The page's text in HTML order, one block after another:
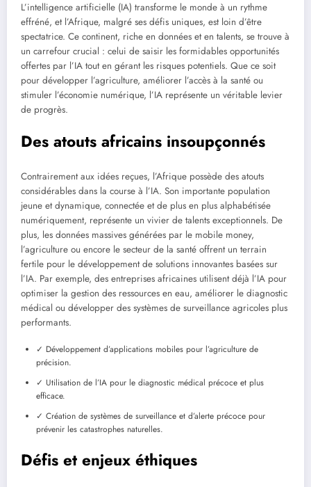
L’intelligence artificielle (IA) transforme le monde à un rythme
effréné, et l’Afrique, malgré ses défis uniques, est loin d’être
spectatrice. Ce continent, riche en données et en talents, se trouve à
un carrefour crucial : celui de saisir les formidables opportunités
offertes par l’IA tout en gérant les risques potentiels. Que ce soit
pour développer l’agriculture, améliorer l’accès à la santé ou
stimuler l’économie numérique, l’IA représente un véritable levier
de progrès.
Des atouts africains insoupçonnés
Contrairement aux idées reçues, l’Afrique possède des atouts
considérables dans la course à l’IA. Son importante population
jeune et dynamique, connectée et de plus en plus alphabétisée
numériquement, représente un vivier de talents exceptionnels. De
plus, les données massives générées par le mobile money,
l’agriculture ou encore le secteur de la santé offrent un terrain
fertile pour le développement de solutions innovantes basées sur
l’IA. Par exemple, des entreprises africaines utilisent déjà l’IA pour
optimiser la gestion des ressources en eau, améliorer le diagnostic
médical ou développer des systèmes de surveillance agricoles plus
performants.
✓ Développement d’applications mobiles pour l’agriculture de
précision.
✓ Utilisation de l’IA pour le diagnostic médical précoce et plus
efficace.
✓ Création de systèmes de surveillance et d’alerte précoce pour
prévenir les catastrophes naturelles.
Défis et enjeux éthiques